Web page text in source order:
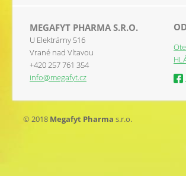
MEGAFYT PHARMA S.R.O.
U Elektrárny 516
Vrané nad Vltavou
+420 257 761 354
info@megafyt.cz
© 2018 Megafyt Pharma s.r.o.